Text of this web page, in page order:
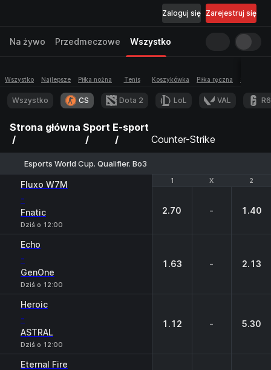
Zarejestruj się
Zaloguj się
Na żywo Przedmeczowe Wszystko
Wszystko Najlepsze Piłka nożna Tenis Koszykówka Piłka ręczna
Wszystko CS Dota 2 LoL VAL
Strona główna Sport E-sport
Counter-Strike
Esports World Cup. Qualifier. Bo3
1 X 2
Fluxo W7M
-
Fnatic
Dziś o 12:00
1 X 2
2.70 - 1.40
Echo
-
GenOne
Dziś o 12:00
1.63 - 2.13
Heroic
-
ASTRAL
Dziś o 12:00
1.12 - 5.30
Eternal Fire